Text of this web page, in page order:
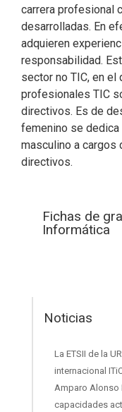
carrera profesional
desarrolladas. En
adquieren
responsabilidad.
sector no TIC, en el
profesionales TIC
directivos. Es de
femenino se dedica
masculino a cargos
directivos.
Fichas de
Informática
Noticias
La ETSII de la
internacional
Amparo Alonso
capacidades